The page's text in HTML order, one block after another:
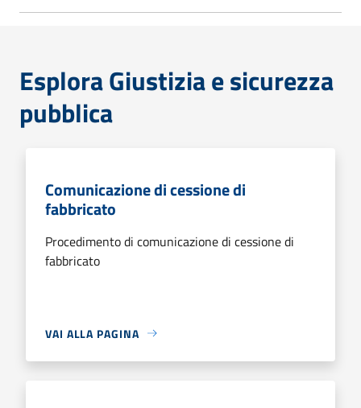
Esplora Giustizia e sicurezza
pubblica
Comunicazione di cessione di
fabbricato
Procedimento di comunicazione di cessione di
fabbricato
VAI ALLA PAGINA